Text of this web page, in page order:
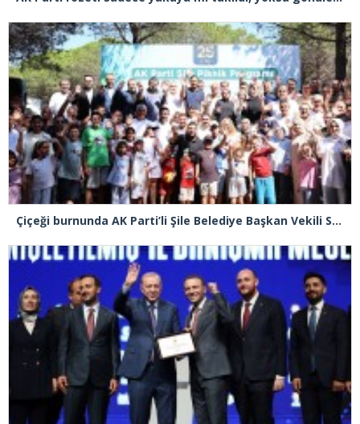
Çiçeği burnunda AK Parti’li Şile Belediye Başkan Vekili Sacit Terzi, teşkilatlarla piknikte buluştu